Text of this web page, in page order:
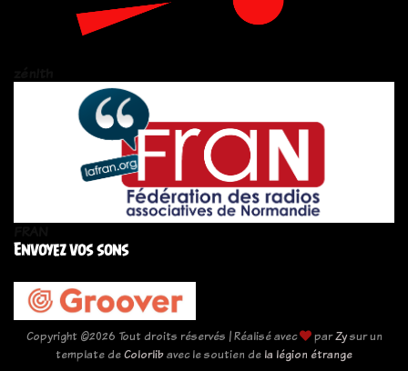
Envoyez vos sons
Copyright ©2026 Tout droits réservés | Réalisé avec parZysur un
template deColorlibavec le soutien de la légion étrange